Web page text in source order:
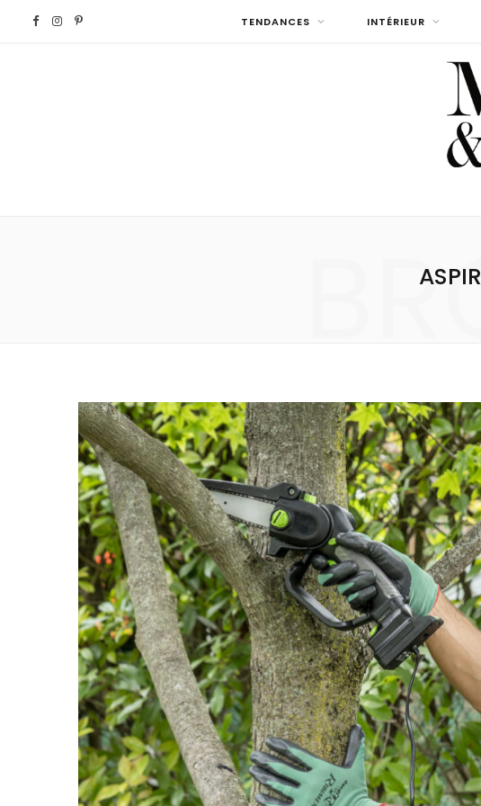
F I P TENDANCES INTÉRIEUR